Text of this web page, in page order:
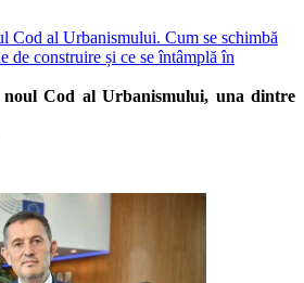
Cod al Urbanismului. Cum se schimbă
de construire și ce se întâmplă în
Cod al Urbanismului, una dintre